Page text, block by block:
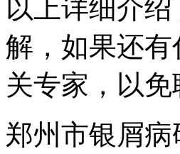
以上详细介
解，如果还
关专家，以
郑州市银屑